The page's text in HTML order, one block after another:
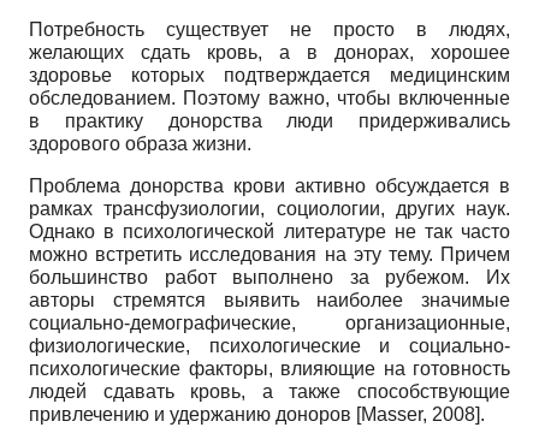
Потребность существует не просто в людях,
желающих сдать кровь, а в донорах, хорошее
здоровье которых подтверждается медицинским
обследованием. Поэтому важно, чтобы включенные
в практику донорства люди придерживались
здорового образа жизни.
Проблема донорства крови активно обсуждается в
рамках трансфузиологии, социологии, других наук.
Однако в психологической литературе не так часто
можно встретить исследования на эту тему. Причем
большинство работ выполнено за рубежом. Их
авторы стремятся выявить наиболее значимые
социально-демографические, организационные,
физиологические, психологические и социально-
психологические факторы, влияющие на готовность
людей сдавать кровь, а также способствующие
привлечению и удержанию доноров [Masser, 2008].